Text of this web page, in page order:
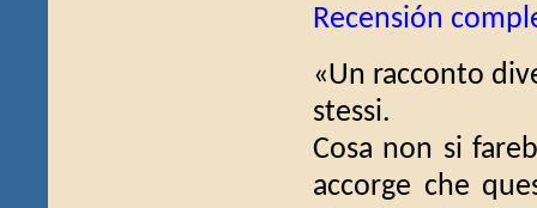
Recensión
«Un racconto
stessi.
Cosa non si
accorge che